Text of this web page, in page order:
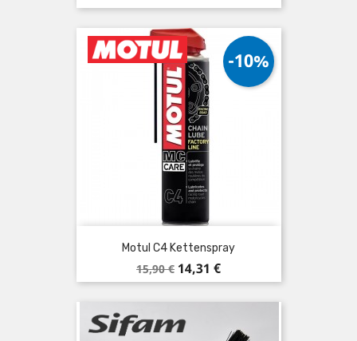
Motul C4 Kettenspray
Verkaufspreis
15,90 €
-10%
Preis
14,31 €